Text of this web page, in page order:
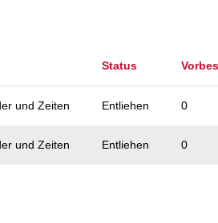
Status
und Zeiten Entliehen 0
und Zeiten Entliehen 0